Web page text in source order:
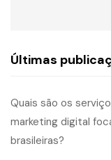
Últimas
Quais são os
marketing digital
brasileiras?